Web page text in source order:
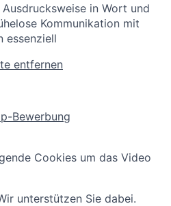
in Wort und
Kommunikation mit
essenziell
entfernen
Bewerbung
Cookies um das Video
unterstützen Sie dabei.